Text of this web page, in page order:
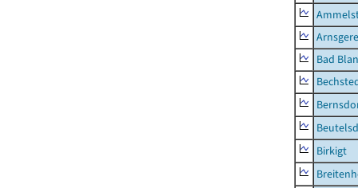
Bad
Birkigt